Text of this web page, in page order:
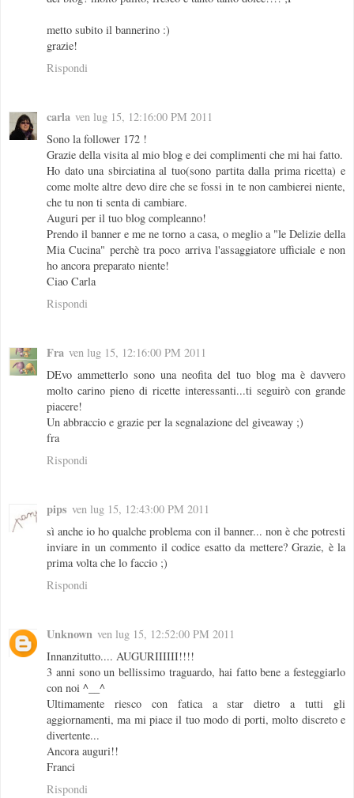
metto subito il bannerino :)
grazie!
Rispondi
carla ven lug 15, 12:16:00 PM 2011
Sono la follower 172 !
Grazie della visita al mio blog e dei complimenti che mi hai fatto.
Ho dato una sbirciatina al tuo(sono partita dalla prima ricetta) e
come molte altre devo dire che se fossi in te non cambierei niente,
che tu non ti senta di cambiare.
Auguri per il tuo blog compleanno!
Prendo il banner e me ne torno a casa, o meglio a "le Delizie della
Mia Cucina" perchè tra poco arriva l'assaggiatore ufficiale e non
ho ancora preparato niente!
Ciao Carla
Rispondi
Fra ven lug 15, 12:16:00 PM 2011
DEvo ammetterlo sono una neofita del tuo blog ma è davvero
molto carino pieno di ricette interessanti...ti seguirò con grande
piacere!
Un abbraccio e grazie per la segnalazione del giveaway ;)
fra
Rispondi
pips ven lug 15, 12:43:00 PM 2011
sì anche io ho qualche problema con il banner... non è che potresti
inviare in un commento il codice esatto da mettere? Grazie, è la
prima volta che lo faccio ;)
Rispondi
Unknown ven lug 15, 12:52:00 PM 2011
Innanzitutto.... AUGURIIIIII!!!!
3 anni sono un bellissimo traguardo, hai fatto bene a festeggiarlo
con noi ^__^
Ultimamente riesco con fatica a star dietro a tutti gli
aggiornamenti, ma mi piace il tuo modo di porti, molto discreto e
divertente...
Ancora auguri!!
Franci
Rispondi